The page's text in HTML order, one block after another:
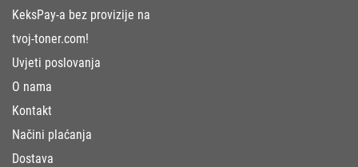
KeksPay-a bez provizije na
tvoj-toner.com!
Uvjeti poslovanja
O nama
Kontakt
Načini plaćanja
Dostava